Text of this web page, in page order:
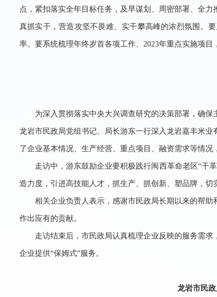
点，紧扣落实全年目标任务，及早谋划、周密部署、全
真抓实干，营造攻坚不畏难、实干攀高峰的浓烈氛围。
率。要系统梳理年终岁首各项工作、 2023年重点实施项
为深入贯彻落实中央大兴调查研究的决策部署，确保
龙岩市民政局党组书记、局长游东一行深入龙岩嘉丰米业
了企业基本情况、生产经营、重点项目、融资需求等情
走访中，游东鼓励企业要积极践行闽西革命老区“干
造力度，引进高技能人才，抓生产、抓创新、塑品牌，
相关企业负责人表示，感谢市民政局长期以来的帮
作出应有的贡献。
走访结束后，市民政局认真梳理企业反映的服务需
企业提供“保姆式”服务。
龙岩市民